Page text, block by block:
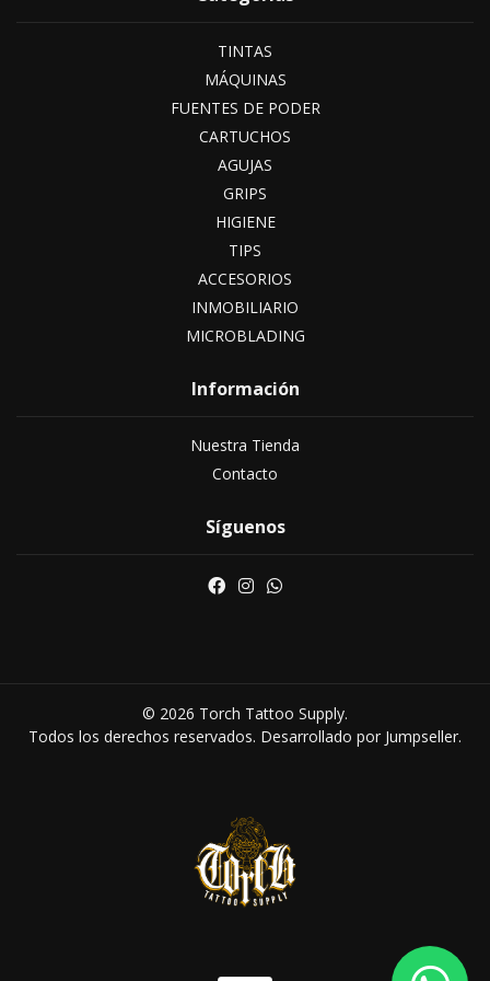
TINTAS
MÁQUINAS
FUENTES DE PODER
CARTUCHOS
AGUJAS
GRIPS
HIGIENE
TIPS
ACCESORIOS
INMOBILIARIO
MICROBLADING
Información
Nuestra Tienda
Contacto
Síguenos
© 2026 Torch Tattoo Supply.
Todos los derechos reservados. Desarrollado por Jumpseller.